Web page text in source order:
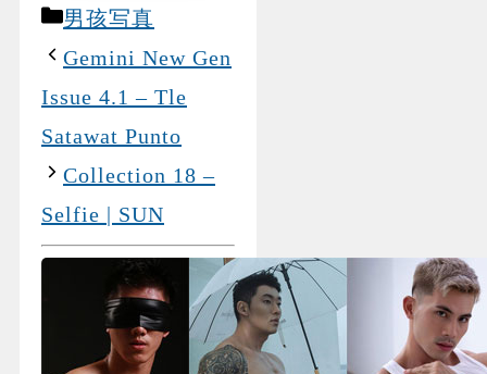
Categories
男孩写真
Gemini New Gen
Issue 4.1 – Tle
Satawat Punto
Collection 18 –
Selfie | SUN